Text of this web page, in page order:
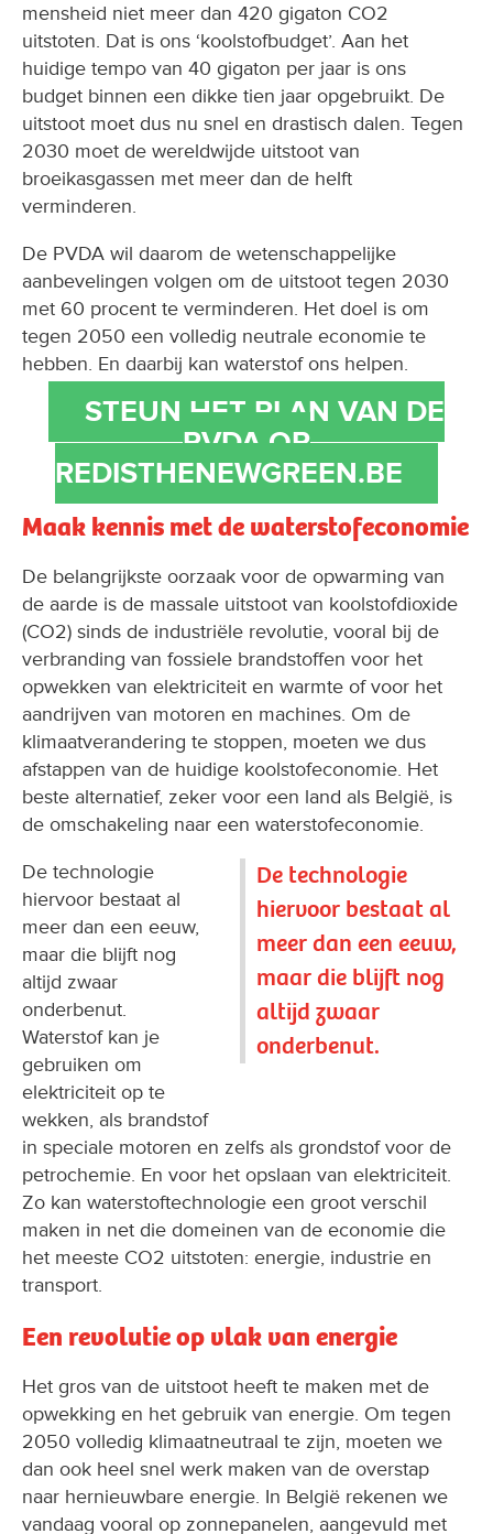
mensheid niet meer dan 420 gigaton CO2
uitstoten. Dat is ons ‘koolstofbudget’. Aan het
huidige tempo van 40 gigaton per jaar is ons
budget binnen een dikke tien jaar opgebruikt. De
uitstoot moet dus nu snel en drastisch dalen. Tegen
2030 moet de wereldwijde uitstoot van
broeikasgassen met meer dan de helft
verminderen.
De PVDA wil daarom de wetenschappelijke
aanbevelingen volgen om de uitstoot tegen 2030
met 60 procent te verminderen. Het doel is om
tegen 2050 een volledig neutrale economie te
hebben. En daarbij kan waterstof ons helpen.
STEUN HET PLAN VAN DE
PVDA OP
REDISTHENEWGREEN.BE
Maak kennis met de waterstofeconomie
De belangrijkste oorzaak voor de opwarming van
de aarde is de massale uitstoot van koolstofdioxide
(CO2) sinds de industriële revolutie, vooral bij de
verbranding van fossiele brandstoffen voor het
opwekken van elektriciteit en warmte of voor het
aandrijven van motoren en machines. Om de
klimaatverandering te stoppen, moeten we dus
afstappen van de huidige koolstofeconomie. Het
beste alternatief, zeker voor een land als België, is
de omschakeling naar een waterstofeconomie.
De technologie
hiervoor bestaat al
meer dan een eeuw,
maar die blijft nog
altijd zwaar
onderbenut.
De technologie
hiervoor bestaat al
meer dan een eeuw,
maar die blijft nog
altijd zwaar
onderbenut.
Waterstof kan je
gebruiken om
elektriciteit op te
wekken, als brandstof
in speciale motoren en zelfs als grondstof voor de
petrochemie. En voor het opslaan van elektriciteit.
Zo kan waterstoftechnologie een groot verschil
maken in net die domeinen van de economie die
het meeste CO2 uitstoten: energie, industrie en
transport.
Een revolutie op vlak van energie
Het gros van de uitstoot heeft te maken met de
opwekking en het gebruik van energie. Om tegen
2050 volledig klimaatneutraal te zijn, moeten we
dan ook heel snel werk maken van de overstap
naar hernieuwbare energie. In België rekenen we
vandaag vooral op zonnepanelen, aangevuld met